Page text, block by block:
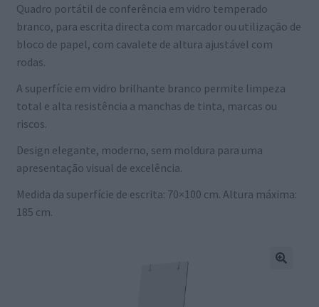
Quadro portátil de conferência em vidro temperado
branco, para escrita directa com marcador ou utilização de
bloco de papel, com cavalete de altura ajustável com
rodas.
A superfície em vidro brilhante branco permite limpeza
total e alta resistência a manchas de tinta, marcas ou
riscos.
Design elegante, moderno, sem moldura para uma
apresentação visual de excelência.
Medida da superfície de escrita: 70×100 cm. Altura máxima:
185 cm.